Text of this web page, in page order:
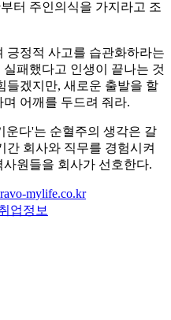
터 주인의식을 가지라고 조
긍정적 사고를 습관화하라는
패했다고 인생이 끝나는 것
들겠지만, 새로운 출발을 할
어깨를 두드려 줘라.
운다'는 순혈주의 생각은 갈
간 회사와 직무를 경험시켜
원들을 회사가 선호한다.
mylife.co.kr
업정보